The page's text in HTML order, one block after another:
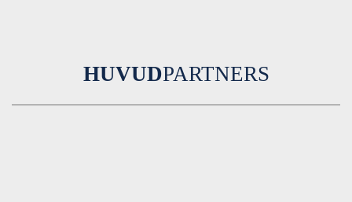
HUVUDPARTNERS